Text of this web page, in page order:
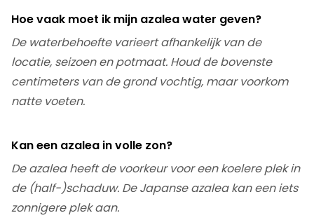
Hoe vaak moet ik mijn azalea water geven?
De waterbehoefte varieert afhankelijk van de
locatie, seizoen en potmaat. Houd de bovenste
centimeters van de grond vochtig, maar voorkom
natte voeten.
Kan een azalea in volle zon?
De azalea heeft de voorkeur voor een koelere plek in
de (half-)schaduw. De Japanse azalea kan een iets
zonnigere plek aan.